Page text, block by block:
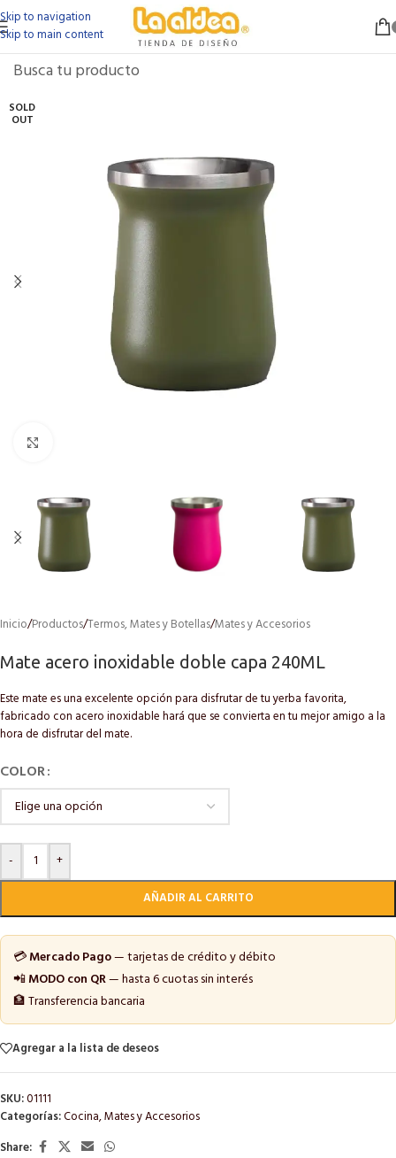
Skip to navigation
Skip to main content
SOLD
OUT
Inicio/Productos/Termos, Mates y Botellas/Mates y Accesorios
Mate acero inoxidable doble capa 240ML
Este mate es una excelente opción para disfrutar de tu yerba favorita,
fabricado con acero inoxidable hará que se convierta en tu mejor amigo a la
hora de disfrutar del mate.
COLOR
-
+
AÑADIR AL CARRITO
💳Mercado Pago— tarjetas de crédito y débito
📲MODO con QR— hasta 6 cuotas sin interés
🏦 Transferencia bancaria
Agregar a la lista de deseos
SKU:01111
Categorías:Cocina,Mates y Accesorios
Share: